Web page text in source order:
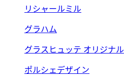
リシャールミル
グラハム
グラスヒュッテ オリジナル
ポルシェデザイン